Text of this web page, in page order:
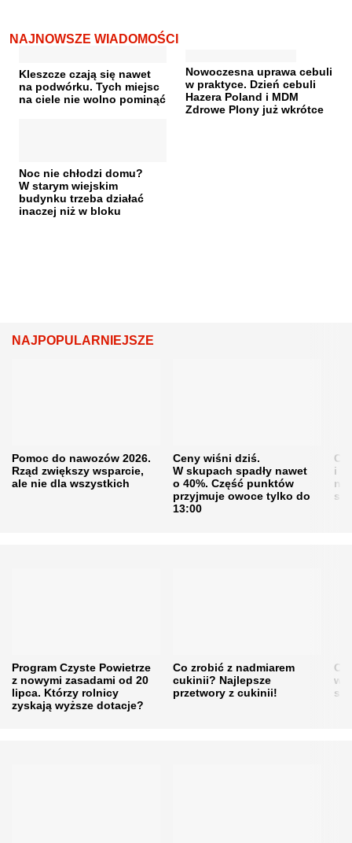
NAJNOWSZE WIADOMOŚCI
Kleszcze czają się nawet
na podwórku. Tych miejsc
na ciele nie wolno pominąć
Nowoczesna uprawa cebuli
w praktyce. Dzień cebuli
Hazera Poland i MDM
Zdrowe Plony już wkrótce
Noc nie chłodzi domu?
W starym wiejskim
budynku trzeba działać
inaczej niż w bloku
NAJPOPULARNIEJSZE
Pomoc do nawozów 2026.
Rząd zwiększy wsparcie,
ale nie dla wszystkich
Ceny wiśni dziś.
W skupach spadły nawet
o 40%. Część punktów
przyjmuje owoce tylko do
13:00
i
Program Czyste Powietrze
z nowymi zasadami od 20
lipca. Którzy rolnicy
zyskają wyższe dotacje?
Co zrobić z nadmiarem
cukinii? Najlepsze
przetwory z cukinii!
w